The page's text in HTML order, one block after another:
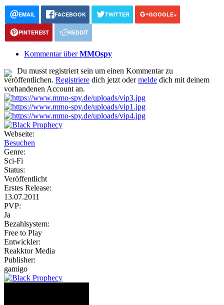
EMAIL FACEBOOK TWITTER GOOGLE+
PINTEREST REDDIT
Kommentar überMMOspy
Du musst registriert sein um einen Kommentar zu
veröffentlichen. Registriere dich jetzt odermelde dich mit deinem
vorhandenen Account an.
Webseite:
Besuchen
Genre:
Sci-Fi
Status:
Veröffentlicht
Erstes Release:
13.07.2011
PVP:
Ja
Bezahlsystem:
Free to Play
Entwickler:
Reakktor Media
Publisher:
gamigo